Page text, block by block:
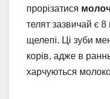
прорізатися
телят зазвичай є 8
щелепі. Ці зуби
корів, адже в
харчуються